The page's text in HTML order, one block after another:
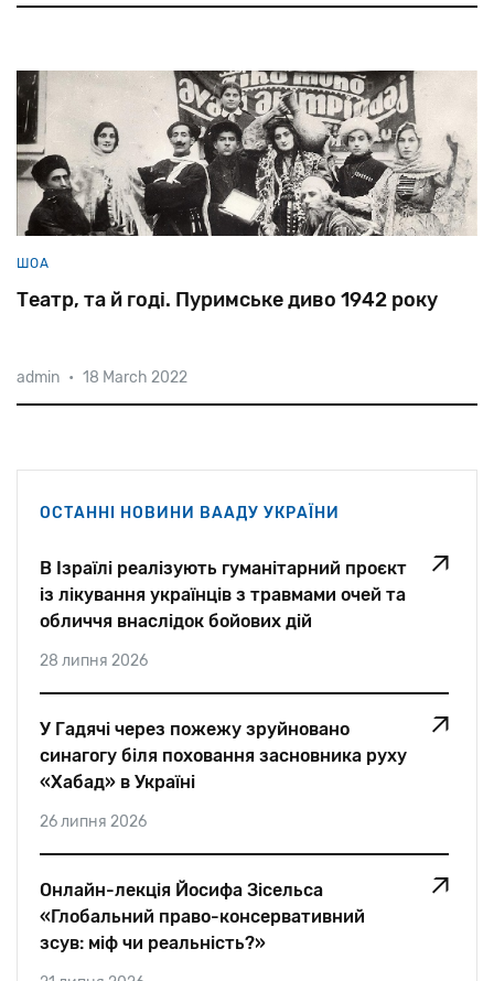
ШОА
Театр, та й годі. Пуримське диво 1942 року
admin • 18 March 2022
ОСТАННІ НОВИНИ ВААДУ УКРАЇНИ
В Ізраїлі реалізують гуманітарний проєкт
із лікування українців з травмами очей та
обличчя внаслідок бойових дій
28 липня 2026
У Гадячі через пожежу зруйновано
синагогу біля поховання засновника руху
«Хабад» в Україні
26 липня 2026
Онлайн-лекція Йосифа Зісельса
«Глобальний право-консервативний
зсув: міф чи реальність?»